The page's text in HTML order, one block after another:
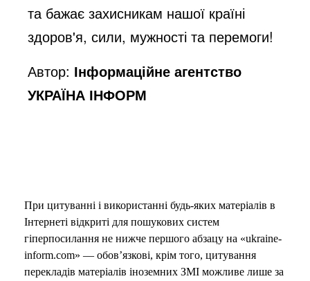
та бажає захисникам нашої країні
здоров'я, сили, мужності та перемоги!
Автор: Інформаційне агентство
УКРАЇНА ІНФОРМ
При цитуванні і використанні будь-яких матеріалів в
Інтернеті відкриті для пошукових систем
гіперпосилання не нижче першого абзацу на «ukraine-
inform.com» — обов’язкові, крім того, цитування
перекладів матеріалів іноземних ЗМІ можливе лише за